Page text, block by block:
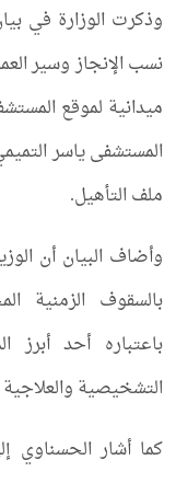
وذكرت الوزارة في
نسب الإنجاز وسير
ميدانية لموقع
المستشفى ياسر
ملف التأهيل.
وأضاف البيان أن
بالسقوف الزمنية
باعتباره أحد أبرز
التشخيصية والعلاجية
كما أشار الحسناوي